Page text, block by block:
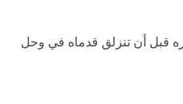
قبل أن تنزلق قدماه في وحل